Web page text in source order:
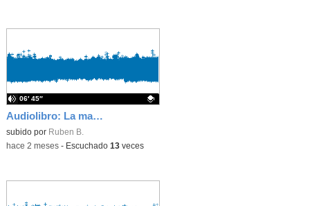
Audiolibro: La marca, capítulo 4 y epílogo
Contenido educativo.
subido por Ruben B.
06′ 45″
-hace 2 meses- Escuchado 13veces